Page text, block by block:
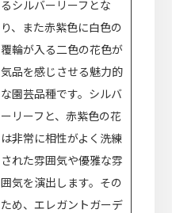
るシルバーリーフとな
り、また赤紫色に白色の
覆輪が入る二色の花色が
気品を感じさせる魅力的
な園芸品種です。シルバ
ーリーフと、赤紫色の花
は非常に相性がよく洗練
された雰囲気や優雅な雰
囲気を演出します。その
ため、エレガントガーデ